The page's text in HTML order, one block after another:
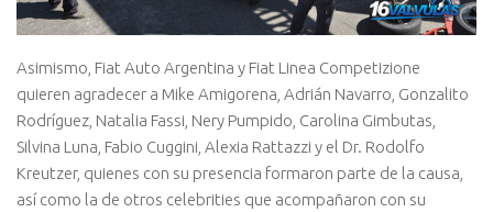
Asimismo, Fiat Auto Argentina y Fiat Linea Competizione
quieren agradecer a Mike Amigorena, Adrián Navarro, Gonzalito
Rodríguez, Natalia Fassi, Nery Pumpido, Carolina Gimbutas,
Silvina Luna, Fabio Cuggini, Alexia Rattazzi y el Dr. Rodolfo
Kreutzer, quienes con su presencia formaron parte de la causa,
así como la de otros celebrities que acompañaron con su